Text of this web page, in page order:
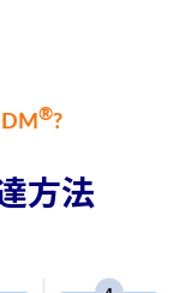
®?
方法